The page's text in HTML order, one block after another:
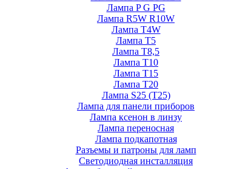
Лампа P G PG
Лампа R5W R10W
Лампа T4W
Лампа T5
Лампа T8,5
Лампа T10
Лампа T15
Лампа T20
Лампа S25 (T25)
Лампа для панели приборов
Лампа ксенон в линзу
Лампа переносная
Лампа подкапотная
Разъемы и патроны для ламп
Светодиодная инсталляция